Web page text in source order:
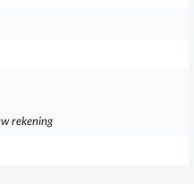
rekening